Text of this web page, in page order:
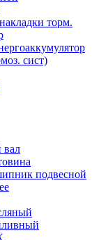
торм.
сист)
вал
подвесной